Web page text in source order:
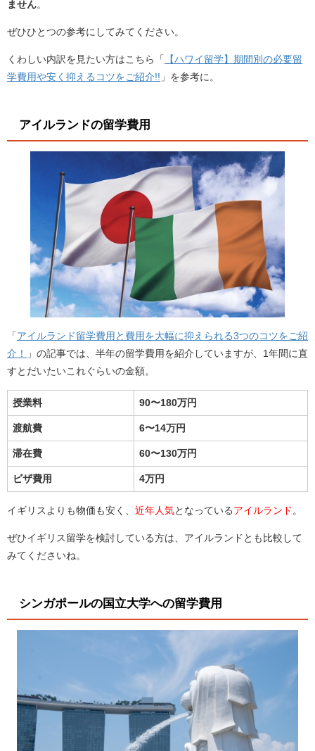
ません。
ぜひひとつの参考にしてみてください。
くわしい内訳を見たい方はこちら「
【ハワイ留学】期間別の必要留
学費用や安く抑えるコツをご紹介!! 」を参考に。
アイルランドの留学費用
「 アイルランド留学費用と費用を大幅に抑えられる3つのコツをご紹
介！
」の記事では、半年の留学費用を紹介していますが、1年間に直
すとだいたいこれぐらいの金額。
授業料 90〜180万円
渡航費 6〜14万円
滞在費 60〜130万円
ビザ費用 4万円
イギリスよりも物価も安く、 近年人気となっている アイルランド 。
ぜひイギリス留学を検討している方は、アイルランドとも比較して
みてくださいね。
シンガポールの国立大学への留学費用